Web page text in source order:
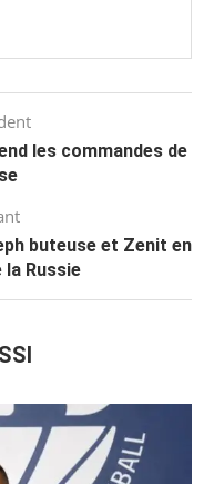
les commandes de
buteuse et Zenit en
la Russie